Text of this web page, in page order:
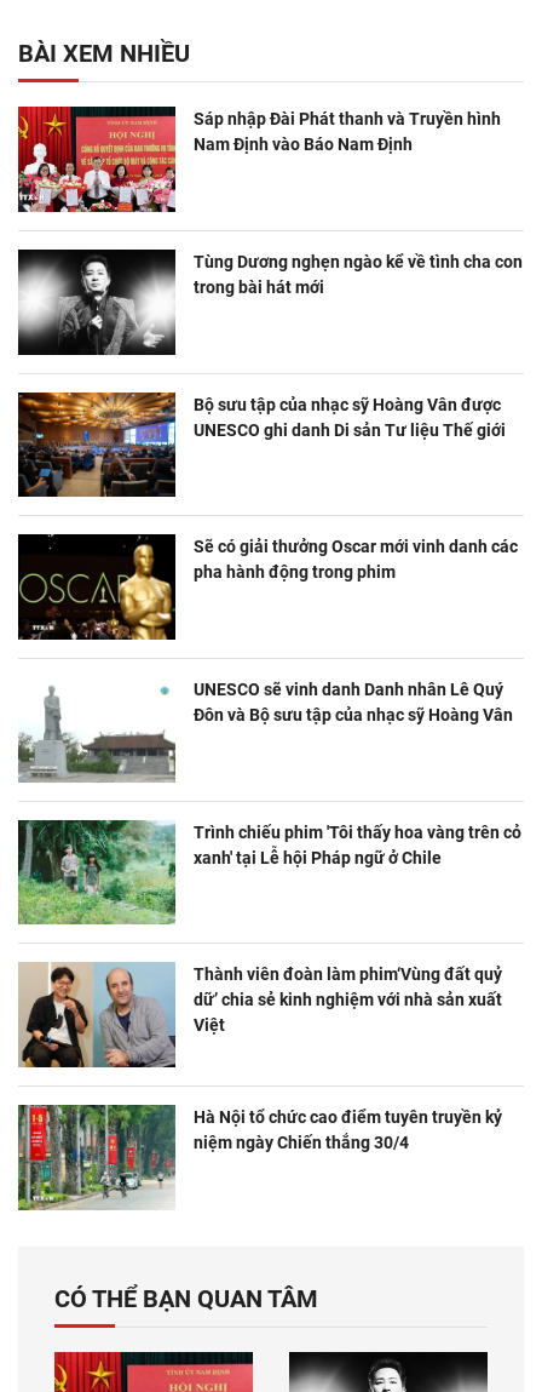
BÀI XEM NHIỀU
Sáp nhập Đài Phát thanh và Truyền hình
Nam Định vào Báo Nam Định
Tùng Dương nghẹn ngào kể về tình cha con
trong bài hát mới
Bộ sưu tập của nhạc sỹ Hoàng Vân được
UNESCO ghi danh Di sản Tư liệu Thế giới
Sẽ có giải thưởng Oscar mới vinh danh các
pha hành động trong phim
UNESCO sẽ vinh danh Danh nhân Lê Quý
Đôn và Bộ sưu tập của nhạc sỹ Hoàng Vân
Trình chiếu phim 'Tôi thấy hoa vàng trên cỏ
xanh' tại Lễ hội Pháp ngữ ở Chile
Thành viên đoàn làm phim‘Vùng đất quỷ
dữ’ chia sẻ kinh nghiệm với nhà sản xuất
Việt
Hà Nội tổ chức cao điểm tuyên truyền kỷ
niệm ngày Chiến thắng 30/4
CÓ THỂ BẠN QUAN TÂM